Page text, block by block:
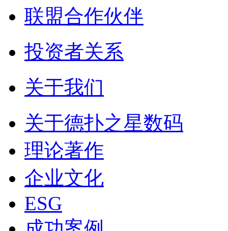
联盟合作伙伴
投资者关系
关于我们
关于德扑之星数码
理论著作
企业文化
ESG